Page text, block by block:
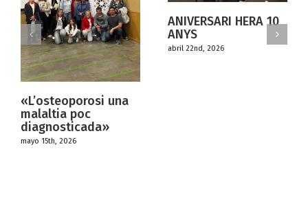
ANIVERSARI HERA 10
ANYS
abril 22nd, 2026